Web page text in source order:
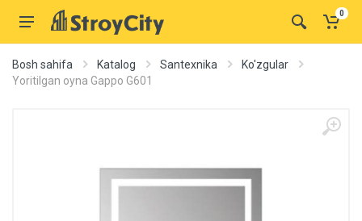
0
Bosh sahifa Katalog Santexnika
Ko'zgular
Yoritilgan oyna Gappo G601